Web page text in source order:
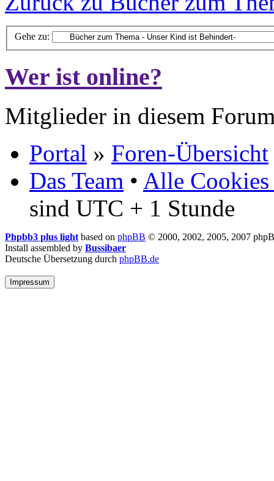
Gehe zu:
Wer ist online?
Mitglieder in diesem
Portal » Foren-Übersicht
Das Team • Alle Cookies
sind UTC + 1 Stunde
Phpbb3 plus light based on phpBB © 2000, 2002, 2005, 2007
Install assembled by Bussibaer
Deutsche Übersetzung durch phpBB.de